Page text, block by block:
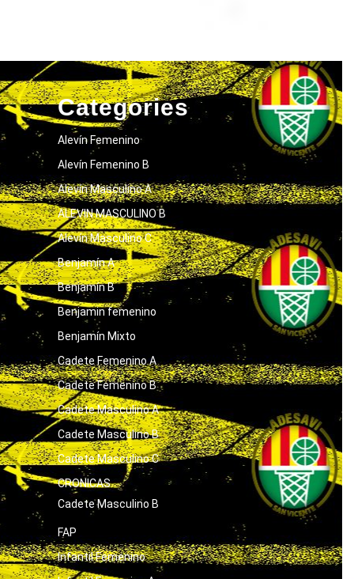
Categories
Alevín Femenino
Alevín Femenino B
Alevín Masculino A
ALEVIN MASCULINO B
Alevín Masculino C
Benjamín A
Benjamín B
Benjamin femenino
Benjamín Mixto
Cadete Femenino A
Cadete Femenino B
Cadete Masculino A
Cadete Masculino B
Cadete Masculino C
CRONICAS
Cadete Masculino B
FAP
Infantil Femenino